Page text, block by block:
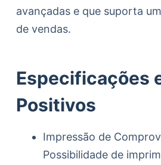
avançadas e que suporta
de vendas.
Especificações
Positivos
Impressão de
Possibilidade de